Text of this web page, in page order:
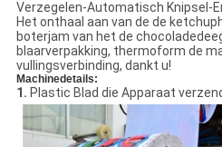
Verzegelen-Automatisch Knipsel-
Het onthaal aan van de de
boterjam van het de
blaarverpakking, thermoform de
vullingsverbinding, dankt u!
Machinedetails:
1. Plastic Blad die Apparaat